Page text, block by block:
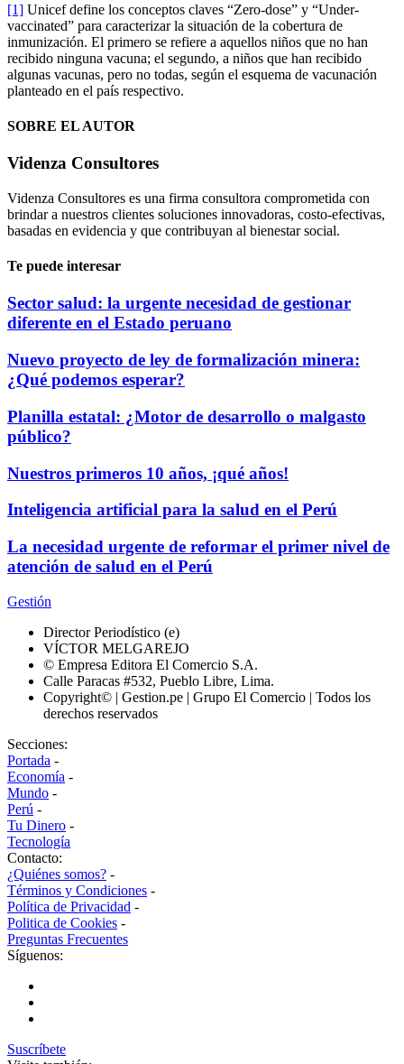
[1] Unicef define los conceptos claves “Zero-dose” y “Under-
vaccinated” para caracterizar la situación de la cobertura de
inmunización. El primero se refiere a aquellos niños que no han
recibido ninguna vacuna; el segundo, a niños que han recibido
algunas vacunas, pero no todas, según el esquema de vacunación
planteado en el país respectivo.
SOBRE EL AUTOR
Videnza Consultores
Videnza Consultores es una firma consultora comprometida con
brindar a nuestros clientes soluciones innovadoras, costo-efectivas,
basadas en evidencia y que contribuyan al bienestar social.
Te puede interesar
Sector salud: la urgente necesidad de gestionar
diferente en el Estado peruano
Nuevo proyecto de ley de formalización minera:
¿Qué podemos esperar?
Planilla estatal: ¿Motor de desarrollo o malgasto
público?
Nuestros primeros 10 años, ¡qué años!
Inteligencia artificial para la salud en el Perú
La necesidad urgente de reformar el primer nivel de
atención de salud en el Perú
Gestión
Director Periodístico (e)
VÍCTOR MELGAREJO
© Empresa Editora El Comercio S.A.
Calle Paracas #532, Pueblo Libre, Lima.
Copyright© | Gestion.pe | Grupo El Comercio | Todos los
derechos reservados
Secciones:
Portada -
Economía -
Mundo -
Perú -
Tu Dinero -
Tecnología
Contacto:
¿Quiénes somos? -
Términos y Condiciones -
Política de Privacidad -
Politica de Cookies -
Preguntas Frecuentes
Síguenos:
Suscríbete